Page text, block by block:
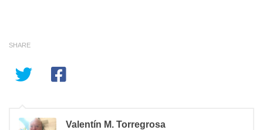
SHARE
Valentín M. Torregrosa